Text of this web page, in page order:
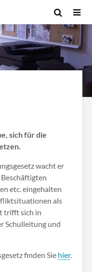
sich für die
wacht er
etc. eingehalten
als
trifft sich in
Schulleitung und
finden Sie hier.